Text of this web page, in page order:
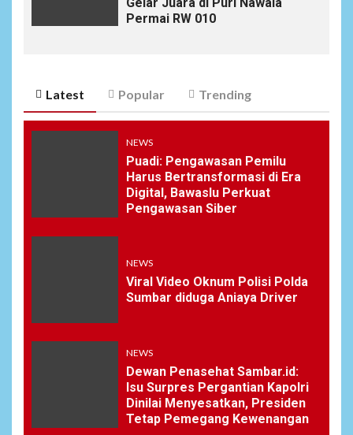
Permai RW 010
Latest Popular Trending
NEWS
Puadi: Pengawasan Pemilu
Harus Bertransformasi di Era
Digital, Bawaslu Perkuat
Pengawasan Siber
NEWS
Viral Video Oknum Polisi Polda
Sumbar diduga Aniaya Driver
NEWS
Dewan Penasehat Sambar.id:
Isu Surpres Pergantian Kapolri
Dinilai Menyesatkan, Presiden
Tetap Pemegang Kewenangan